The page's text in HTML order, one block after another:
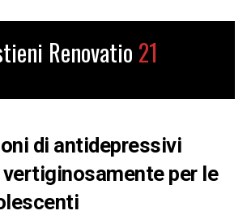
Renovatio 21
di antidepressivi
per le